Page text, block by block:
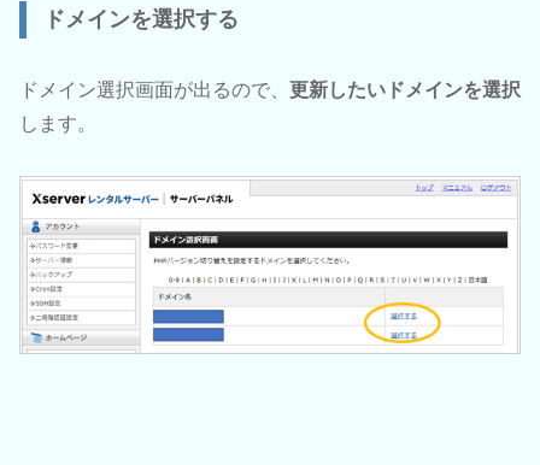
ドメインを選択する
ドメイン選択画面が出るので、 更新したいドメインを選択
します。